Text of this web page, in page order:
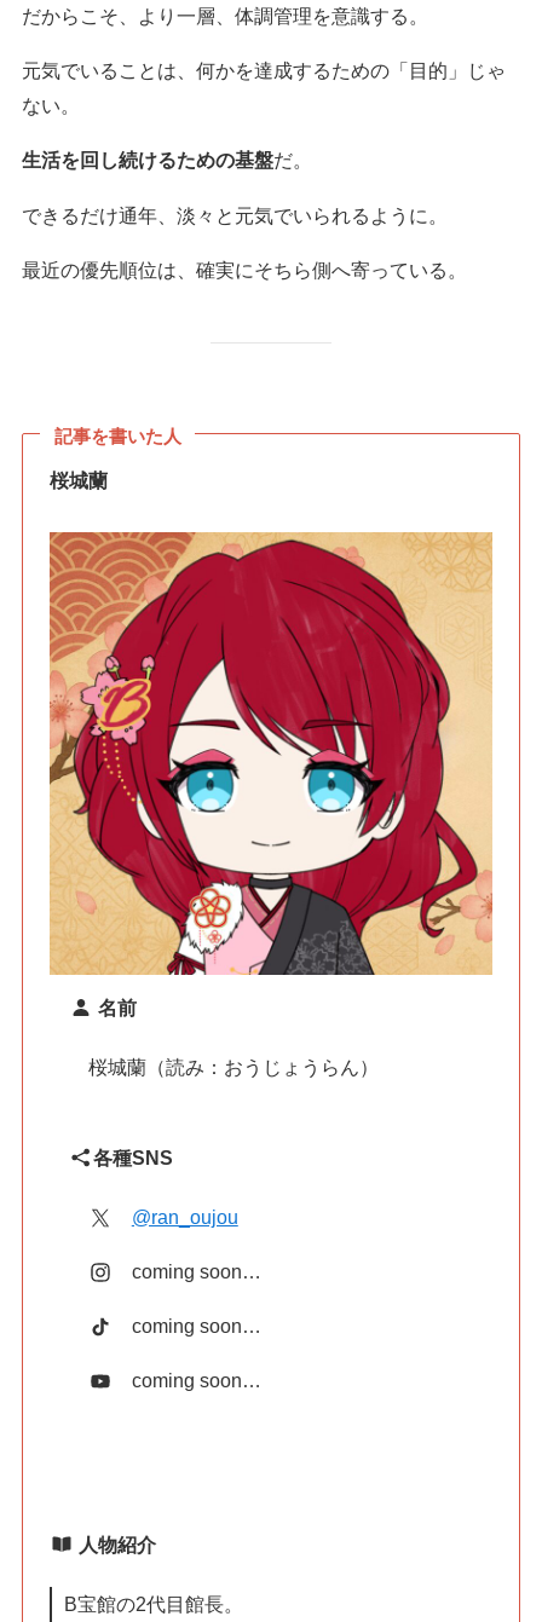
だからこそ、より一層、体調管理を意識する。
元気でいることは、何かを達成するための「目的」じゃ
ない。
生活を回し続けるための基盤だ。
できるだけ通年、淡々と元気でいられるように。
最近の優先順位は、確実にそちら側へ寄っている。
記事を書いた人
桜城蘭
名前
桜城蘭（読み：おうじょうらん）
各種SNS
@ran_oujou
coming soon…
coming soon…
coming soon…
人物紹介
B宝館の2代目館長。